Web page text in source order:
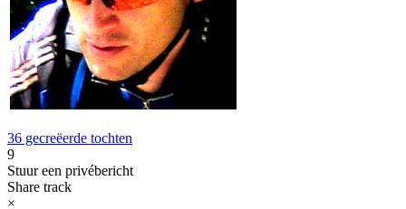
36 gecreëerde tochten
9
Stuur een privébericht
Share track
×